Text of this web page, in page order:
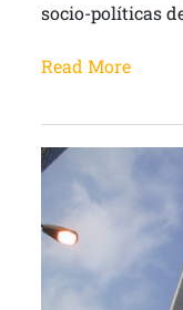
socio-políticas
Read More